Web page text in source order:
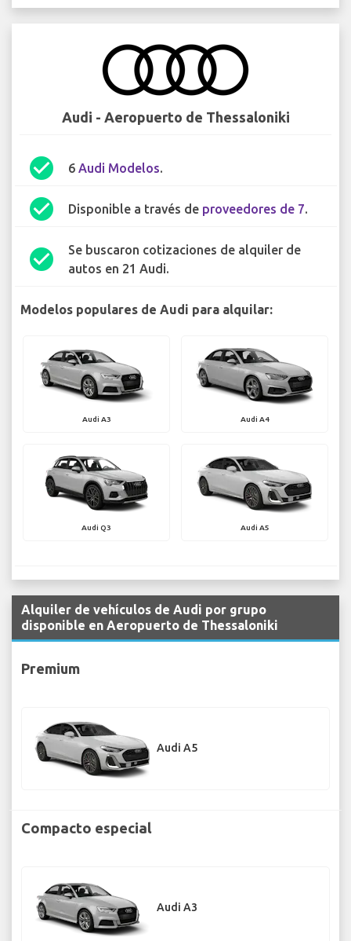
Audi - Aeropuerto de Thessaloniki
check_circle 6 Audi Modelos.
check_circle Disponible a través de proveedores de 7.
check_circle
Se buscaron cotizaciones de alquiler de
autos en 21 Audi.
Modelos populares de Audi para alquilar:
Audi A3 Audi A4
Audi Q3 Audi A5
Alquiler de vehículos de Audi por grupo
disponible en Aeropuerto de Thessaloniki
Premium
Audi A5
Compacto especial
Audi A3